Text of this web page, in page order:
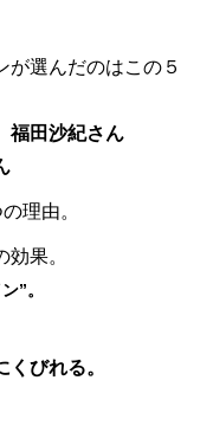
が選んだのはこの５
福田沙紀さん
理由。
果。
”。
びれる。